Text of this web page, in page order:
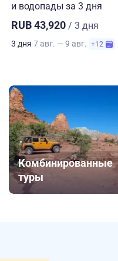
и водопады за 3 дня
RUB 43,920 / 3 дня
3 дня 7 авг. — 9 авг. +12
Комбинированные
туры